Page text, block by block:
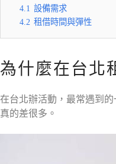
4.1 設備需求
4.2 租借時間與彈性
為什麼在台北
在台北辦活動，最常遇到
真的差很多。